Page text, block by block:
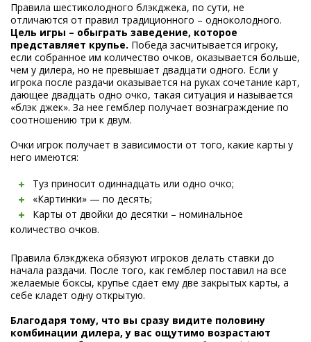
Правила шестиколодного блэкджека, по сути, не
отличаются от правил традиционного – одноколодного.
Цель игры – обыграть заведение, которое
представляет крупье. Победа засчитывается игроку,
если собранное им количество очков, оказывается больше,
чем у дилера, но не превышает двадцати одного. Если у
игрока после раздачи оказывается на руках сочетание карт,
дающее двадцать одно очко, такая ситуация и называется
«блэк джек». За нее гемблер получает вознаграждение по
соотношению три к двум.
Очки игрок получает в зависимости от того, какие карты у
него имеются:
Туз приносит одиннадцать или одно очко;
«Картинки» — по десять;
Карты от двойки до десятки – номинальное
количество очков.
Правила блэкджека обязуют игроков делать ставки до
начала раздачи. После того, как гемблер поставил на все
желаемые боксы, крупье сдает ему две закрытых карты, а
себе кладет одну открытую.
Благодаря тому, что вы сразу видите половину
комбинации дилера, у вас ощутимо возрастают